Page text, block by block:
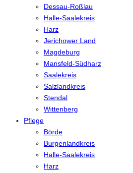
Dessau-Roßlau
Halle-Saalekreis
Harz
Jerichower Land
Magdeburg
Mansfeld-Südharz
Saalekreis
Salzlandkreis
Stendal
Wittenberg
Pflege
Börde
Burgenlandkreis
Halle-Saalekreis
Harz